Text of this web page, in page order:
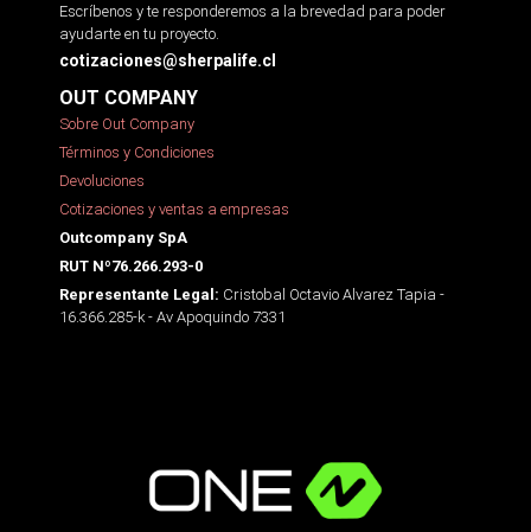
Escríbenos y te responderemos a la brevedad para poder
ayudarte en tu proyecto.
cotizaciones@sherpalife.cl
OUT COMPANY
Sobre Out Company
Términos y Condiciones
Devoluciones
Cotizaciones y ventas a empresas
Outcompany SpA
RUT Nº76.266.293-0
Representante Legal: Cristobal Octavio Alvarez Tapia -
16.366.285-k - Av Apoquindo 7331